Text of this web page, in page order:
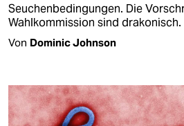
Seuchenbedingungen. Die
Wahlkommission sind drakonisch.
Von Dominic Johnson